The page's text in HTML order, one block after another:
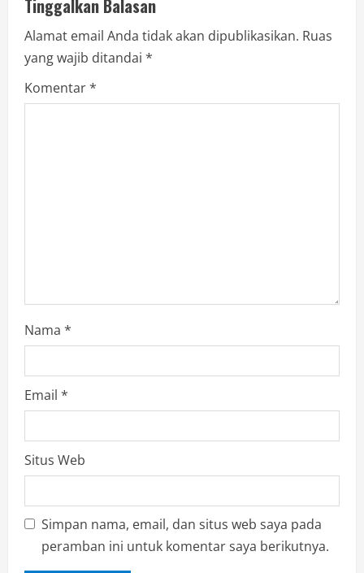
Tinggalkan Balasan
Alamat email Anda tidak akan dipublikasikan. Ruas
yang wajib ditandai *
Komentar*
Nama *
Email *
Situs Web
Simpan nama, email, dan situs web saya pada
peramban ini untuk komentar saya berikutnya.